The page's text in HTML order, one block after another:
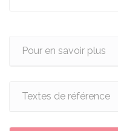
Pour en savoir plus
Textes de référence